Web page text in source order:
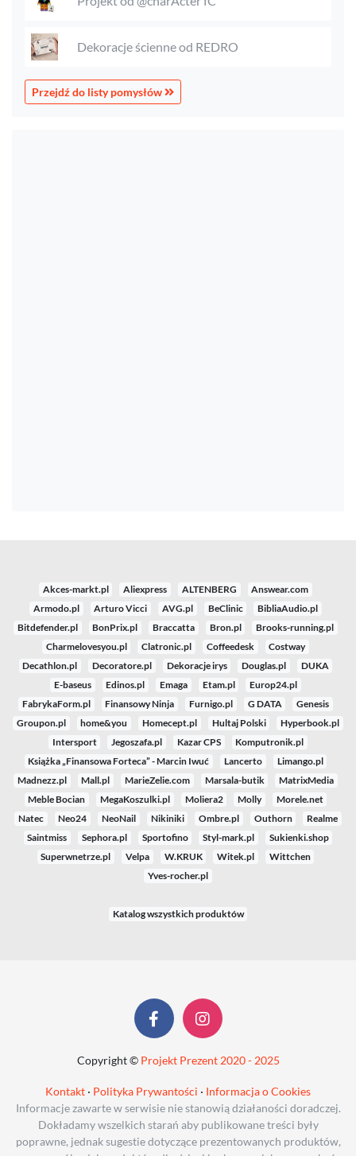
Dekoracje ścienne od REDRO
Przejdź do listy pomysłów
Akces-markt.pl Aliexpress ALTENBERG
Answear.com
Armodo.pl
Arturo Vicci AVG.pl BeClinic
BibliaAudio.pl
Bitdefender.pl
BonPrix.pl Braccatta Bron.pl
Brooks-running.pl
Charmelovesyou.pl
Clatronic.pl Coffeedesk
Costway
Decathlon.pl
Decoratore.pl Dekoracje irys Douglas.pl
DUKA
E-baseus
Edinos.pl Emaga Etam.pl
Europ24.pl
FabrykaForm.pl
Finansowy Ninja Furnigo.pl G DATA
Genesis
Groupon.pl
home&you Homecept.pl Hultaj Polski
Hyperbook.pl
Intersport
Jegoszafa.pl Kazar CPS
Komputronik.pl
Książka „Finansowa Forteca” - Marcin Iwuć
Lancerto
Limango.pl
Madnezz.pl
Mall.pl MarieZelie.com Marsala-butik
MatrixMedia
Meble Bocian
MegaKoszulki.pl Moliera2 Molly
Morele.net
Natec
Neo24 NeoNail Nikiniki Ombre.pl Outhorn
Realme
Saintmiss
Sephora.pl Sportofino Styl-mark.pl
Sukienki.shop
Superwnetrze.pl
Velpa W.KRUK Witek.pl
Wittchen
Yves-rocher.pl
Katalog wszystkich produktów
Copyright © Projekt Prezent 2020 - 2025
Kontakt · Polityka Prywantości · Informacja o Cookies
Informacje zawarte w serwisie nie stanowią działaności doradczej.
Dokładamy wszelkich starań aby publikowane treści były
poprawne, jednak sugestie dotyczące prezentowanych produktów,